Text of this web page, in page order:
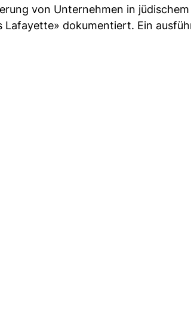
von Unternehmen in
Lafayette» dokumentiert. Ein